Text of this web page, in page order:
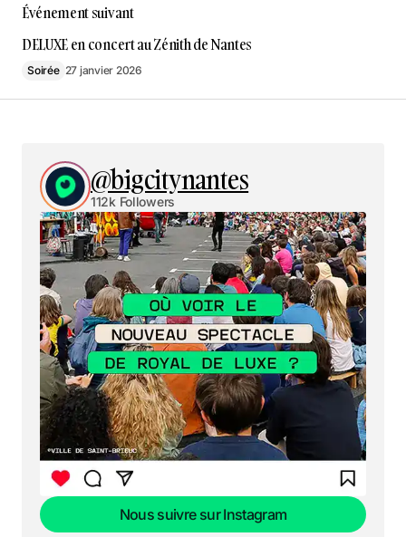
Événement suivant
DELUXE en concert au Zénith de Nantes
Soirée 27 janvier 2026
@bigcitynantes
112k Followers
Nous suivre sur Instagram